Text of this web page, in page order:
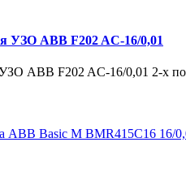
УЗО ABB F202 AC-16/0,01
ABB F202 AC-16/0,01 2-х